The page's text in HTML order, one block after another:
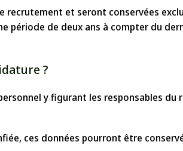
recrutement et seront conservées
période de deux ans à compter du
?
y figurant les responsables du
ces données pourront être